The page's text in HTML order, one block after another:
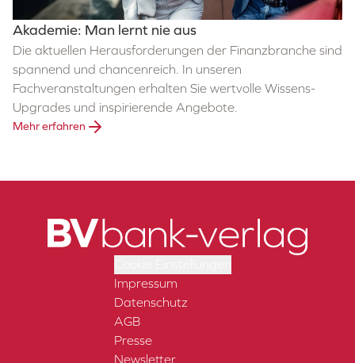
Akademie: Man lernt nie aus
Die aktuellen Herausforderungen der Finanzbranche sind
spannend und chancenreich. In unseren
Fachveranstaltungen erhalten Sie wertvolle Wissens-
Upgrades und inspirierende Angebote.
Mehr erfahren
Impressum
Datenschutz
AGB
Presse
Newsletter